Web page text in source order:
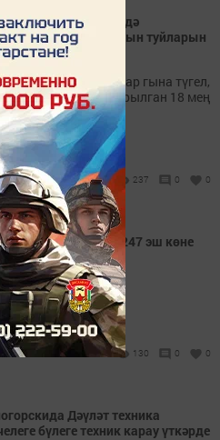
ЗАГС бүлегендә
гаиләсе алтын туйларын
үтте
– ул гади цифрлар гына түгел,
хөрмәткә корылган 18 мең
237 0 0
2027 елда 247 эш көне
130 0 0
Дәүләт техника
бүлеге техник карау үткәрде